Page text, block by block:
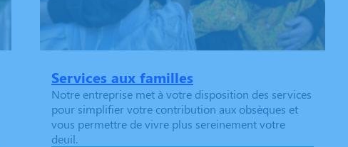
Services aux familles
Notre entreprise met à votre disposition des services
pour simplifier votre contribution aux obsèques et
vous permettre de vivre plus sereinement votre
deuil.